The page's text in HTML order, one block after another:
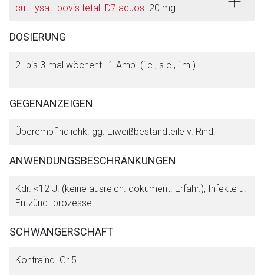
cut. lysat. bovis fetal. D7 aquos. 20 mg
DOSIERUNG
2- bis 3-mal wöchentl. 1 Amp. (i.c., s.c., i.m.).
GEGENANZEIGEN
Überempfindlichk. gg. Eiweißbestandteile v. Rind.
ANWENDUNGSBESCHRÄNKUNGEN
Kdr. <12 J. (keine ausreich. dokument. Erfahr.), Infekte u.
Entzünd.-prozesse.
SCHWANGERSCHAFT
Kontraind. Gr 5.
Aufruf einer externen Seite
Betreiber verantwortlich. Ebenso gelten dort ggf. andere
Zurück zur rote-liste.de